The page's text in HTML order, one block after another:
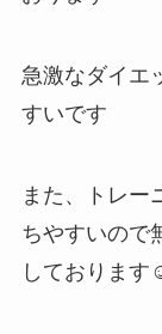
急激なダイエ
すいです
また、トレー
ちやすいので
しております